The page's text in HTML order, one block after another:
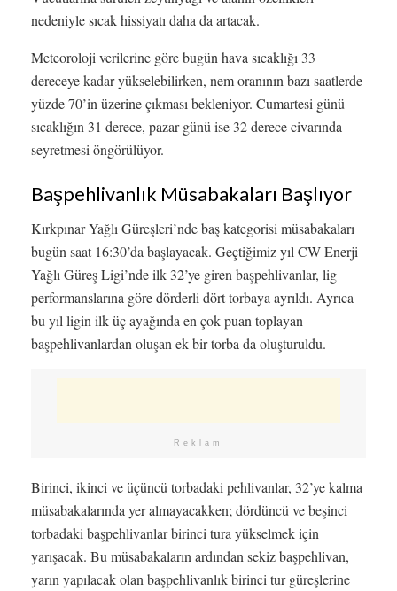
nedeniyle sıcak hissiyatı daha da artacak.
Meteoroloji verilerine göre bugün hava sıcaklığı 33
dereceye kadar yükselebilirken, nem oranının bazı saatlerde
yüzde 70’in üzerine çıkması bekleniyor. Cumartesi günü
sıcaklığın 31 derece, pazar günü ise 32 derece civarında
seyretmesi öngörülüyor.
Başpehlivanlık Müsabakaları Başlıyor
Kırkpınar Yağlı Güreşleri’nde baş kategorisi müsabakaları
bugün saat 16:30’da başlayacak. Geçtiğimiz yıl CW Enerji
Yağlı Güreş Ligi’nde ilk 32’ye giren başpehlivanlar, lig
performanslarına göre dörderli dört torbaya ayrıldı. Ayrıca
bu yıl ligin ilk üç ayağında en çok puan toplayan
başpehlivanlardan oluşan ek bir torba da oluşturuldu.
Reklam
Birinci, ikinci ve üçüncü torbadaki pehlivanlar, 32’ye kalma
müsabakalarında yer almayacakken; dördüncü ve beşinci
torbadaki başpehlivanlar birinci tura yükselmek için
yarışacak. Bu müsabakaların ardından sekiz başpehlivan,
yarın yapılacak olan başpehlivanlık birinci tur güreşlerine